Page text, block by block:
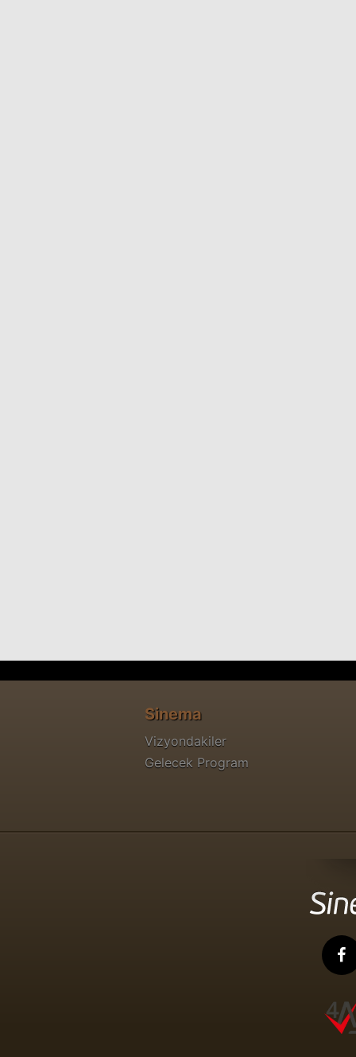
Sinema
Vizyondakiler
Gelecek Program